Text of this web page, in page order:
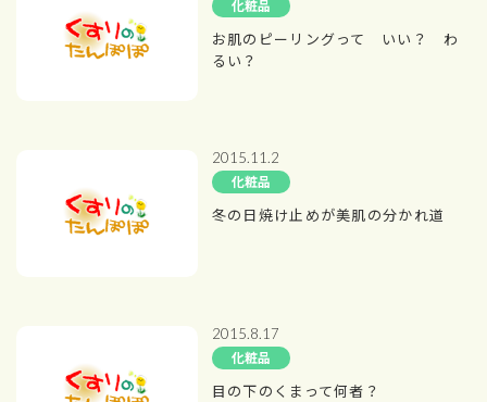
化粧品
お肌のピーリングって いい？ わ
るい？
2015.11.2
化粧品
冬の日焼け止めが美肌の分かれ道
2015.8.17
化粧品
目の下のくまって何者？